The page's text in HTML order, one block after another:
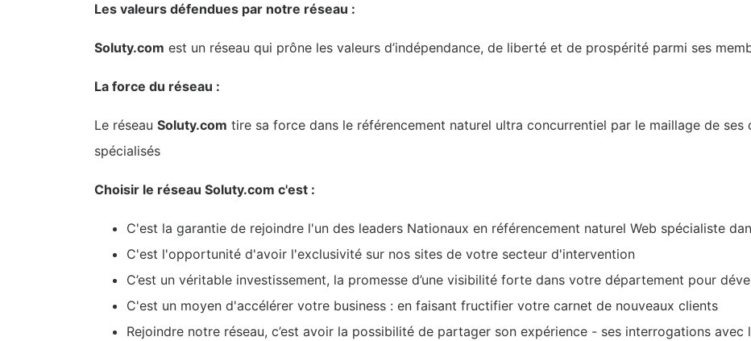
Les valeurs défendues par notre réseau :
Soluty.com est un réseau qui prône les valeurs d’indépendance, de liberté et de prospérité parmi ses
La force du réseau :
Le réseau Soluty.com tire sa force dans le référencement naturel ultra concurrentiel par le maillage de
spécialisés
Choisir le réseau Soluty.com c'est :
C'est la garantie de rejoindre l'un des leaders Nationaux en référencement naturel Web spécialiste
C'est l'opportunité d'avoir l'exclusivité sur nos sites de votre secteur d'intervention
C’est un véritable investissement, la promesse d’une visibilité forte dans votre département pour
C'est un moyen d'accélérer votre business : en faisant fructifier votre carnet de nouveaux clients
Rejoindre notre réseau, c’est avoir la possibilité de partager son expérience - ses interrogations